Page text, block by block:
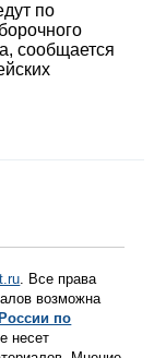
по
сообщается
. Все права
возможна
по
несет